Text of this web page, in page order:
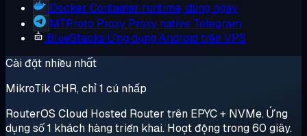
Docker Container runtime, dùng ngay
MTProto Proxy Proxy native Telegram
BlueStacks Ứng dụng Android trên VPS
Cài đặt nhiều nhất
MikroTik CHR, chỉ 1 cú nhấp
RouterOS Cloud Hosted Router trên EPYC + NVMe. Ứng
dụng số 1 khách hàng triển khai. Hoạt động trong 60 giây.